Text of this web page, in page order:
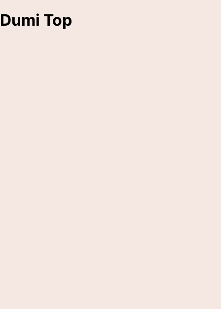
Dumi Top